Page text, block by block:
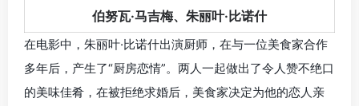
伯努瓦·马吉梅、朱丽叶·比诺什
在电影中，朱丽叶·比诺什出演厨师，在与一位美食家合作
多年后，产生了“厨房恋情”。两人一起做出了令人赞不绝口
的美味佳肴，在被拒绝求婚后， 美食家决定为他的恋人亲